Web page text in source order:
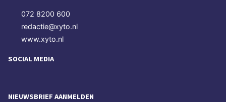
072 8200 600
redactie@xyto.nl
www.xyto.nl
SOCIAL MEDIA
NIEUWSBRIEF AANMELDEN